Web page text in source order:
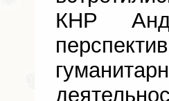
КНР